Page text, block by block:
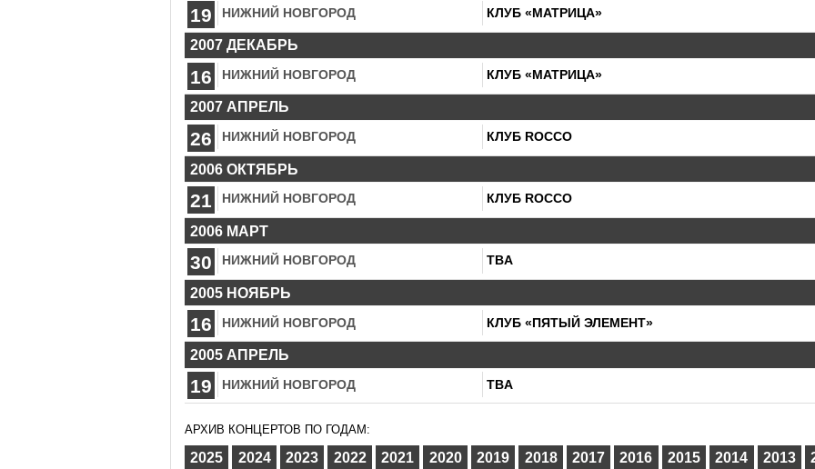
19 НИЖНИЙ НОВГОРОД КЛУБ «МАТРИЦА»
2007 ДЕКАБРЬ
16 НИЖНИЙ НОВГОРОД КЛУБ «МАТРИЦА»
2007 АПРЕЛЬ
26 НИЖНИЙ НОВГОРОД КЛУБ ROCCO
2006 ОКТЯБРЬ
21 НИЖНИЙ НОВГОРОД КЛУБ ROCCO
2006 МАРТ
30 НИЖНИЙ НОВГОРОД TBA
2005 НОЯБРЬ
16 НИЖНИЙ НОВГОРОД КЛУБ «ПЯТЫЙ ЭЛЕМЕНТ»
2005 АПРЕЛЬ
19 НИЖНИЙ НОВГОРОД TBA
АРХИВ КОНЦЕРТОВ ПО ГОДАМ:
2025 2024 2023 2022 2021 2020 2019 2018 2017 2016 2015 2014 2013